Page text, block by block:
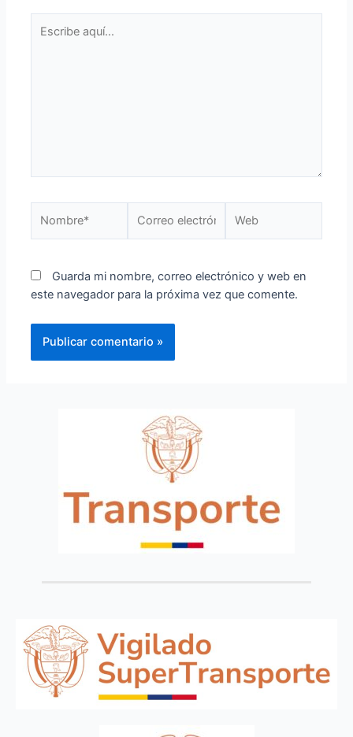
Guarda mi nombre, correo electrónico y web en
este navegador para la próxima vez que comente.